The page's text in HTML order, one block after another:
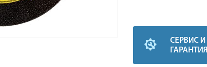
СЕРВИС И
ГАРАНТИЯ